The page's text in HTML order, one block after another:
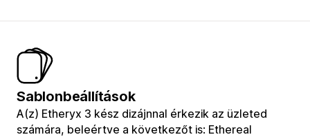
Sablonbeállítások
A(z) Etheryx 3 kész dizájnnal érkezik az üzleted
számára, beleértve a következőt is: Ethereal